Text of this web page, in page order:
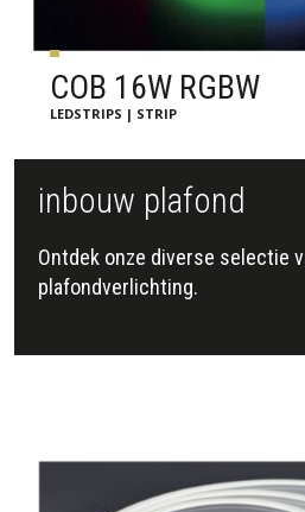
COB 16W RGBW
LEDSTRIPS | STRIP
inbouw plafond
Ontdek onze diverse selectie
plafondverlichting.